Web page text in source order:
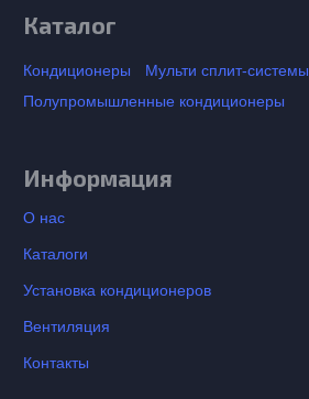
Каталог
Кондиционеры
Мульти сплит-системы
Полупромышленные кондиционеры
Информация
О нас
Каталоги
Установка кондиционеров
Вентиляция
Контакты